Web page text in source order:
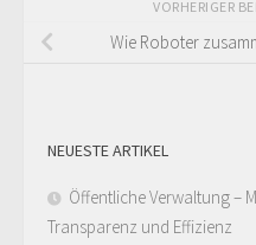
VORHERIGER
Wie Roboter
NEUESTE ARTIKEL
Öffentliche Verwaltung –
Transparenz und Effizienz